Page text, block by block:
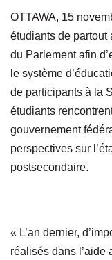
OTTAWA, 15
étudiants de partout
du Parlement afin
le système
de participants à la
étudiants
gouvernement
perspectives sur
postsecondaire.
« L’an dernier,
réalisés dans l’aide